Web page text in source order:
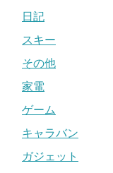
日記
スキー
その他
家電
ゲーム
キャラバン
ガジェット